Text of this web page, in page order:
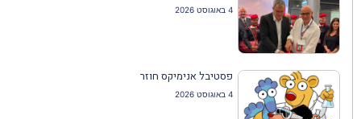
4 באוגוסט 2026
פסטיבל אנימיקס חוזר
4 באוגוסט 2026